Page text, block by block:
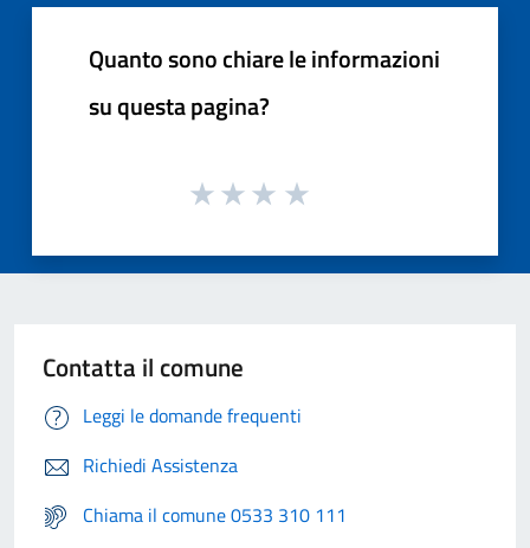
Quanto sono chiare le informazioni
su questa pagina?
Contatta il comune
Leggi le domande frequenti
Richiedi Assistenza
Chiama il comune 0533 310 111